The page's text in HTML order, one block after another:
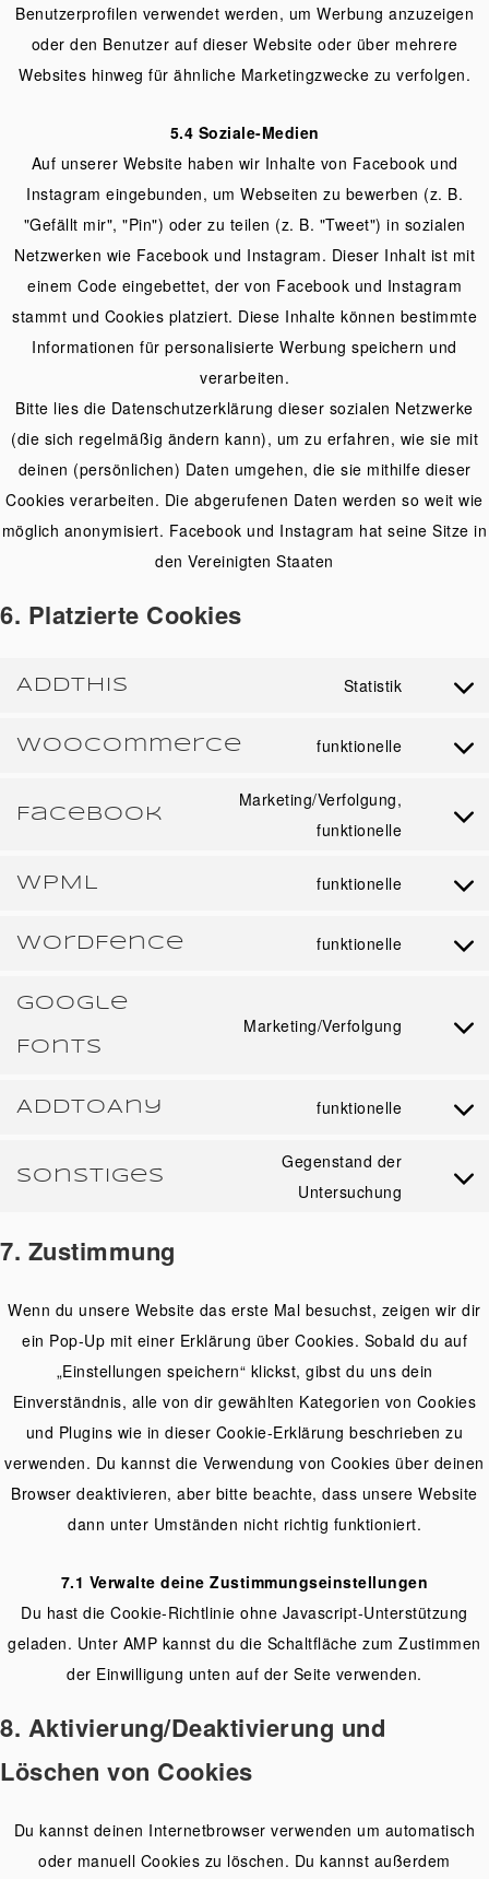
Benutzerprofilen verwendet werden, um Werbung anzuzeigen
oder den Benutzer auf dieser Website oder über mehrere
Websites hinweg für ähnliche Marketingzwecke zu verfolgen.
5.4 Soziale-Medien
Auf unserer Website haben wir Inhalte von Facebook und
Instagram eingebunden, um Webseiten zu bewerben (z. B.
"Gefällt mir", "Pin") oder zu teilen (z. B. "Tweet") in sozialen
Netzwerken wie Facebook und Instagram. Dieser Inhalt ist mit
einem Code eingebettet, der von Facebook und Instagram
stammt und Cookies platziert. Diese Inhalte können bestimmte
Informationen für personalisierte Werbung speichern und
verarbeiten.
Bitte lies die Datenschutzerklärung dieser sozialen Netzwerke
(die sich regelmäßig ändern kann), um zu erfahren, wie sie mit
deinen (persönlichen) Daten umgehen, die sie mithilfe dieser
Cookies verarbeiten. Die abgerufenen Daten werden so weit wie
möglich anonymisiert. Facebook und Instagram hat seine Sitze in
den Vereinigten Staaten
6. Platzierte Cookies
AddThis Statistik
Consent
service
WooCommerce funktionelle
Consent
service
Facebook
Marketing/Verfolgung,
funktionelle
Consent
service
WPML funktionelle
Consent
service
WordFence funktionelle
Consent
service
Google
Fonts
Marketing/Verfolgung
Consent
service
AddToAny funktionelle
Consent
service
Sonstiges
Gegenstand der
Untersuchung
Consent
7. Zustimmung
Wenn du unsere Website das erste Mal besuchst, zeigen wir dir
ein Pop-Up mit einer Erklärung über Cookies. Sobald du auf
„Einstellungen speichern“ klickst, gibst du uns dein
Einverständnis, alle von dir gewählten Kategorien von Cookies
und Plugins wie in dieser Cookie-Erklärung beschrieben zu
verwenden. Du kannst die Verwendung von Cookies über deinen
Browser deaktivieren, aber bitte beachte, dass unsere Website
dann unter Umständen nicht richtig funktioniert.
7.1 Verwalte deine Zustimmungseinstellungen
Du hast die Cookie-Richtlinie ohne Javascript-Unterstützung
geladen. Unter AMP kannst du die Schaltfläche zum Zustimmen
der Einwilligung unten auf der Seite verwenden.
8. Aktivierung/Deaktivierung und
Löschen von Cookies
Du kannst deinen Internetbrowser verwenden um automatisch
oder manuell Cookies zu löschen. Du kannst außerdem